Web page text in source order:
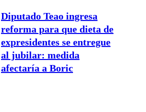
Diputado Teao ingresa
reforma para que dieta de
expresidentes se entregue
al jubilar: medida
afectaría a Boric